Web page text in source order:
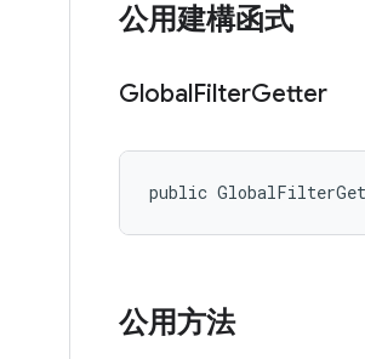
公用建構函式
GlobalFilterGetter
public
公用方法